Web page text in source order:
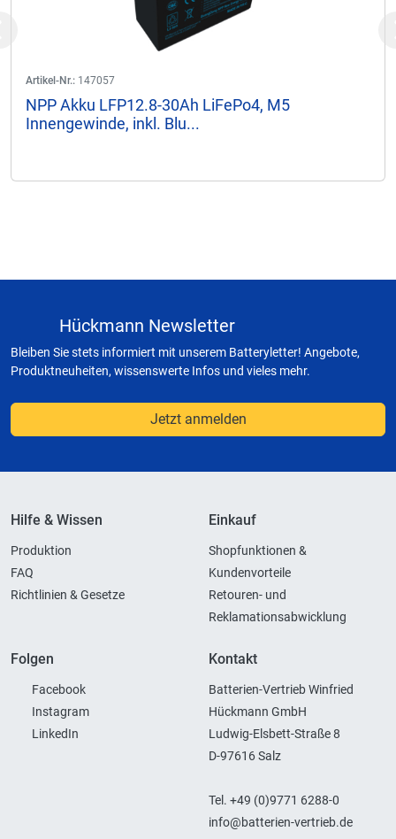
Artikel-Nr.: 147057
NPP Akku LFP12.8-30Ah LiFePo4, M5
Innengewinde, inkl. Blu...
Hückmann Newsletter
Bleiben Sie stets informiert mit unserem Batteryletter! Angebote,
Produktneuheiten, wissenswerte Infos und vieles mehr.
Jetzt anmelden
Hilfe & Wissen
Produktion
FAQ
Richtlinien & Gesetze
Einkauf
Shopfunktionen &
Kundenvorteile
Retouren- und
Reklamationsabwicklung
Folgen
Facebook
Instagram
LinkedIn
Kontakt
Batterien-Vertrieb Winfried
Hückmann GmbH
Ludwig-Elsbett-Straße 8
D-97616 Salz
Tel. +49 (0)9771 6288-0
info@batterien-vertrieb.de